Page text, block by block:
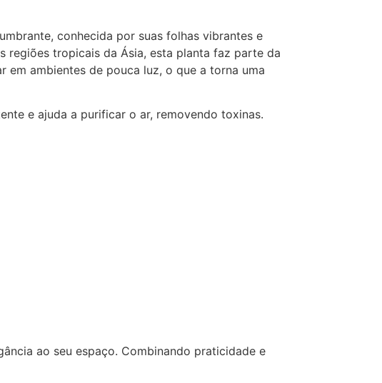
conhecida por suas folhas vibrantes e
regiões tropicais da Ásia, esta planta faz parte da
em ambientes de pouca luz, o que a torna uma
e ajuda a purificar o ar, removendo toxinas.
ao seu espaço. Combinando praticidade e